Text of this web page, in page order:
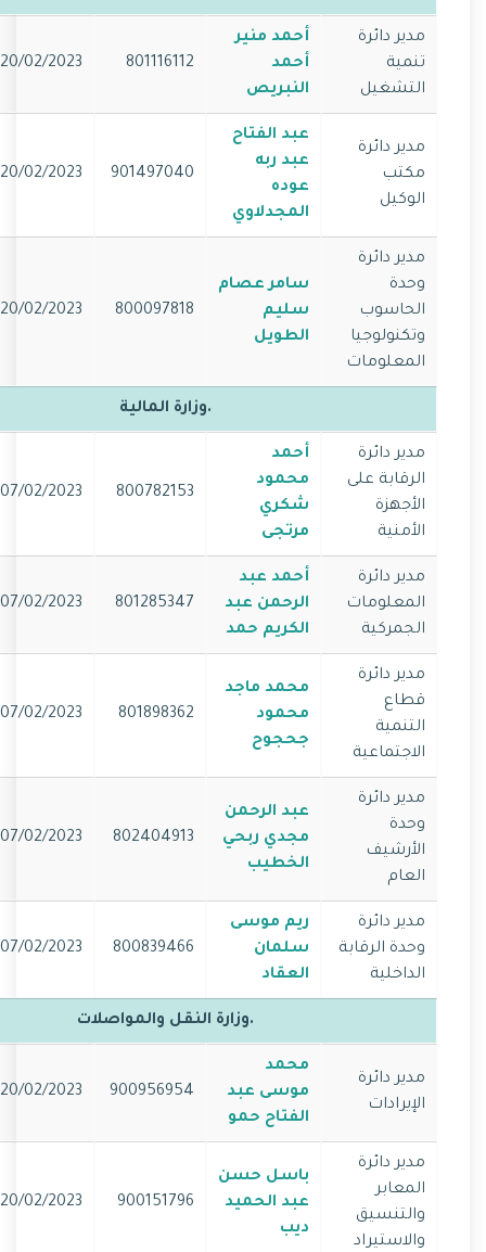
مدير دائرة
تنمية
التشغيل
أحمد منير
أحمد
النبريص
801116112
20/02/2023
مدير دائرة
مكتب
الوكيل
عبد الفتاح
عبد ربه
عوده
المجدلاوي
901497040
20/02/2023
مدير دائرة
وحدة
الحاسوب
وتكنولوجيا
المعلومات
سامر عصام
سليم
الطويل
800097818
20/02/2023
.وزارة المالية
مدير دائرة
الرقابة على
الأجهزة
الأمنية
أحمد
محمود
شكري
مرتجى
800782153
07/02/2023
مدير دائرة
المعلومات
الجمركية
أحمد عبد
الرحمن عبد
الكريم حمد
801285347
07/02/2023
مدير دائرة
قطاع
التنمية
الاجتماعية
محمد ماجد
محمود
جحجوح
801898362
07/02/2023
مدير دائرة
وحدة
الأرشيف
العام
عبد الرحمن
مجدي ربحي
الخطيب
802404913
07/02/2023
مدير دائرة
وحدة الرقابة
الداخلية
ريم موسى
سلمان
العقاد
800839466
07/02/2023
.وزارة النقل والمواصلات
مدير دائرة
الإيرادات
محمد
موسى عبد
الفتاح حمو
900956954
20/02/2023
مدير دائرة
المعابر
والتنسيق
والاستيراد
باسل حسن
عبد الحميد
ديب
900151796
20/02/2023